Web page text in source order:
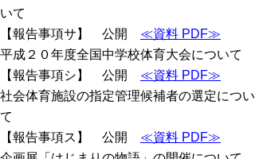
いて
【報告事項サ】 公開 ≪資料 PDF≫
平成２０年度全国中学校体育大会について
【報告事項シ】 公開 ≪資料 PDF≫
社会体育施設の指定管理候補者の選定につい
て
【報告事項ス】 公開 ≪資料 PDF≫